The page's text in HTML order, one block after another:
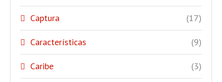
Captura (17)
Características (9)
Caribe (3)